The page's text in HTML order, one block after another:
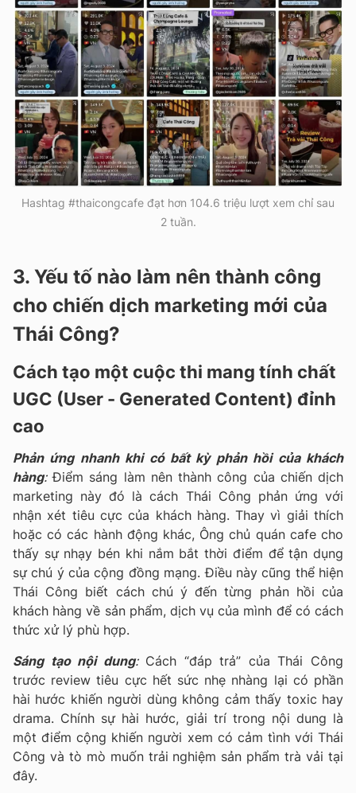
Hashtag #thaicongcafe đạt hơn 104.6 triệu lượt xem chỉ sau
2 tuần.
3. Yếu tố nào làm nên thành công
cho chiến dịch marketing mới của
Thái Công?
Cách tạo một cuộc thi mang tính chất
UGC (User - Generated Content) đỉnh
cao
Phản ứng nhanh khi có bất kỳ phản hồi của khách
hàng:Điểm sáng làm nên thành công của chiến dịch
marketing này đó là cách Thái Công phản ứng với
nhận xét tiêu cực của khách hàng. Thay vì giải thích
hoặc có các hành động khác, Ông chủ quán cafe cho
thấy sự nhạy bén khi nắm bắt thời điểm để tận dụng
sự chú ý của cộng đồng mạng. Điều này cũng thể hiện
Thái Công biết cách chú ý đến từng phản hồi của
khách hàng về sản phẩm, dịch vụ của mình để có cách
thức xử lý phù hợp.
Sáng tạo nội dung:Cách “đáp trả” của Thái Công
trước review tiêu cực hết sức nhẹ nhàng lại có phần
hài hước khiến người dùng không cảm thấy toxic hay
drama. Chính sự hài hước, giải trí trong nội dung là
một điểm cộng khiến người xem có cảm tình với Thái
Công và tò mò muốn trải nghiệm sản phẩm trà vải tại
đây.